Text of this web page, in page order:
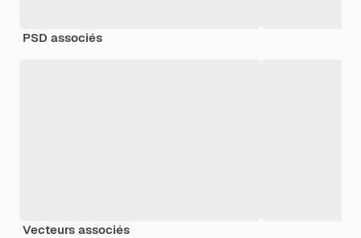
PSD associés
Vecteurs associés